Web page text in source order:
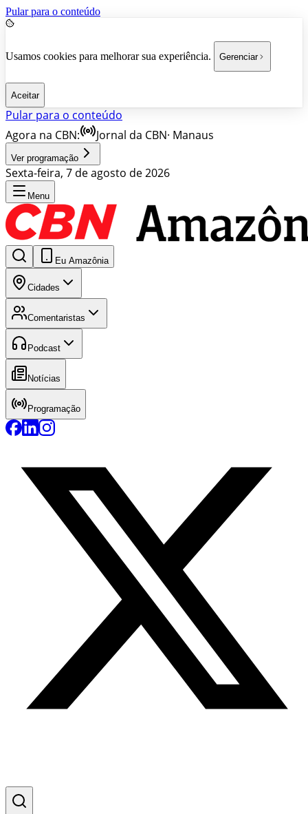
Pular para o conteúdo
Usamos cookies para melhorar sua experiência. Gerenciar
Aceitar
Pular para o conteúdo
Agora na CBN:
Jornal da CBN· Manaus
Ver programação
Sexta-feira, 7 de agosto de 2026
Menu
Eu Amazônia
Cidades
Comentaristas
Podcast
Notícias
Programação